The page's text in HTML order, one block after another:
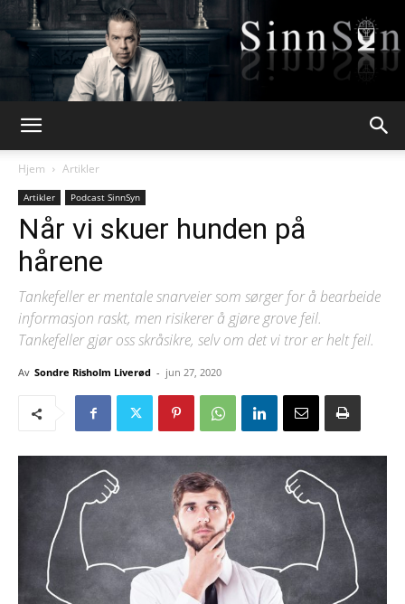
Hjem
Artikler
Artikler Podcast SinnSyn
Når vi skuer hunden på
hårene
Tankefeller er mentale snarveier som sørger for å bearbeide
informasjon raskt, men risikerer å gjøre grove feil.
Tankefeller gjør oss skråsikre, selv om det vi tror er helt feil.
Av Sondre Risholm Liverød - jun 27, 2020